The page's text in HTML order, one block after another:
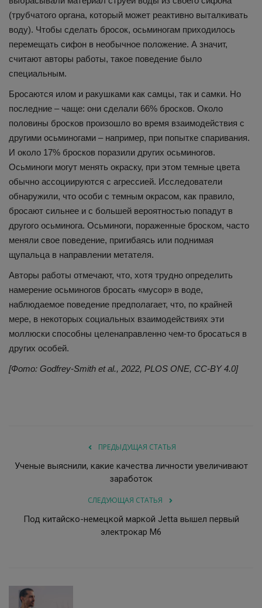
(трубчатого органа, который может реактивно выталкивать
воду). Чтобы сделать бросок, осьминогам приходилось
перемещать сифон в необычное положение. А значит,
считают авторы работы, такое поведение было
специальным.
Бросаются илом и ракушками как самцы, так и самки. Но
последние – чаще: они сделали 66% бросков. Около
половины бросков произошло во время взаимодействия с
другими осьминогами – например, при попытке спаривания.
И около 17% бросков поразили других осьминогов.
Осьминоги могут менять окраску, при этом темные цвета
обычно ассоциируются с агрессией. Исследователи
обнаружили, что особи с темным окрасом, как правило,
бросают сильнее и с большей вероятностью попадут в
другого осьминога. Осьминоги, пораженные броском, часто
меняли свое поведение, пригибаясь или поднимая
щупальца в направлении метателя.
Авторы работы отмечают, что, хотя трудно определить
намерение осьминогов бросать «мусор» в воде,
наблюдаемое поведение предполагает, что, по крайней
мере, в некоторых социальных взаимодействиях эти
моллюски способны целенаправленно чем-то бросаться в
других особей.
[Фото: Godfrey-Smith et al., 2022, PLOS ONE, CC-BY 4.0]
ПРЕДЫДУЩАЯ СТАТЬЯ
Ученые выяснили, какие качества личности увеличивают
заработок
СЛЕДУЮЩАЯ СТАТЬЯ
Под китайско-немецкой маркой Jetta вышел первый
электрокар M6